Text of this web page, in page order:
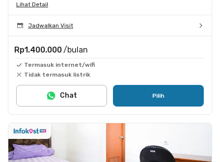
Lihat Detail
Jadwalkan Visit
Rp1.400.000 /bulan
Termasuk internet/wifi
Tidak termasuk listrik
Pilih
Chat